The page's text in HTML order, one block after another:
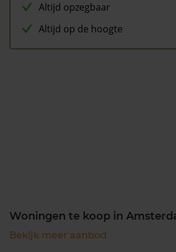
Altijd opzegbaar
Altijd op de hoogte
Woningen te koop in
Bekijk meer aanbod